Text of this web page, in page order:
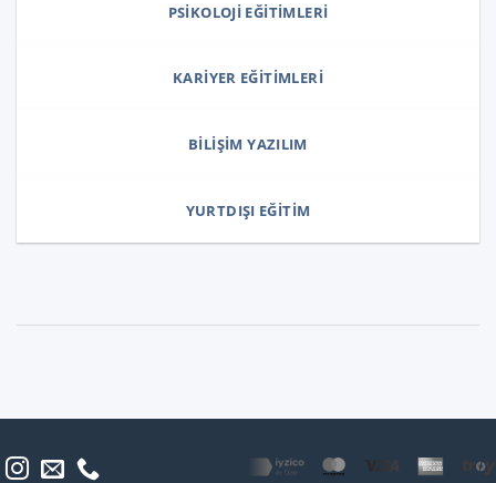
PSIKOLOJI EĞITIMLERI
KARIYER EĞITIMLERI
BILIŞIM YAZILIM
YURTDIŞI EĞITIM